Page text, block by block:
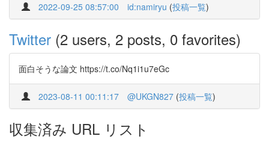
2022-09-25 08:57:00 id:namiryu (投稿一覧)
Twitter (2 users, 2 posts, 0 favorites)
面白そうな論文 https://t.co/Nq1i1u7eGc
2023-08-11 00:11:17 @UKGN827 (投稿一覧)
収集済み URL リスト